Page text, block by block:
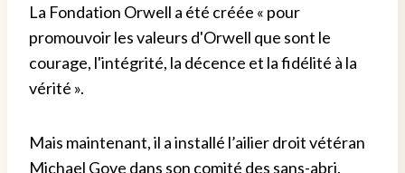
La Fondation Orwell a été créée « pour
promouvoir les valeurs d'Orwell que sont le
courage, l'intégrité, la décence et la fidélité à la
vérité ».
Mais maintenant, il a installé l’ailier droit vétéran
Michael Gove dans son comité des sans-abri.